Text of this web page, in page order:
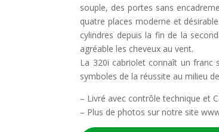
souple, des portes sans
quatre places moderne et
cylindres depuis la fin de la
agréable les cheveux au vent.
La 320i cabriolet connaît un franc
symboles de la réussite au milieu
– Livré avec contrôle technique et
– Plus de photos sur notre site